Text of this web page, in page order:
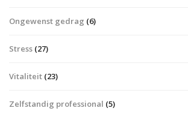
Ongewenst gedrag (6)
Stress (27)
Vitaliteit (23)
Zelfstandig professional (5)